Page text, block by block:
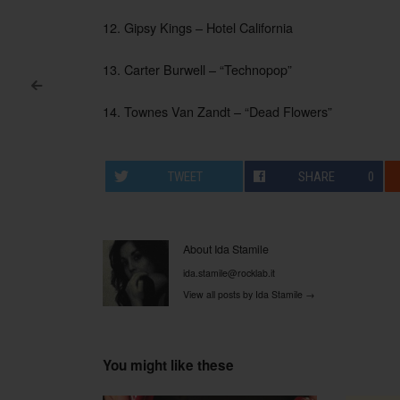
Post navigation
<
12. Gipsy Kings – Hotel California
13. Carter Burwell – “Technopop”
14. Townes Van Zandt – “Dead Flowers”
TWEET SHARE 0
About Ida Stamile
ida.stamile@rocklab.it
View all posts by Ida Stamile →
You might like these